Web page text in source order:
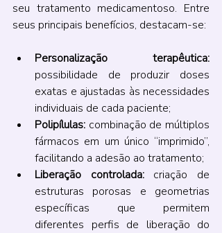
seu tratamento medicamentoso. Entre
seus principais benefícios, destacam-se:
Personalização terapêutica:
possibilidade de produzir doses
exatas e ajustadas às necessidades
individuais de cada paciente;
Polipílulas: combinação de múltiplos
fármacos em um único “imprimido”,
facilitando a adesão ao tratamento;
Liberação controlada: criação de
estruturas porosas e geometrias
específicas que permitem
diferentes perfis de liberação do